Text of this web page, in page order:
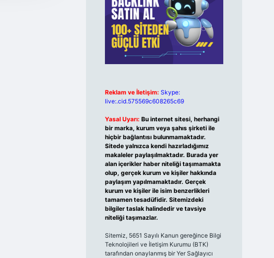
Reklam ve İletişim: Skype:
live:.cid.575569c608265c69
Yasal Uyarı: Bu internet sitesi, herhangi
bir marka, kurum veya şahıs şirketi ile
hiçbir bağlantısı bulunmamaktadır.
Sitede yalnızca kendi hazırladığımız
makaleler paylaşılmaktadır. Burada yer
alan içerikler haber niteliği taşımamakta
olup, gerçek kurum ve kişiler hakkında
paylaşım yapılmamaktadır. Gerçek
kurum ve kişiler ile isim benzerlikleri
tamamen tesadüfidir. Sitemizdeki
bilgiler taslak halindedir ve tavsiye
niteliği taşımazlar.
Sitemiz, 5651 Sayılı Kanun gereğince Bilgi
Teknolojileri ve İletişim Kurumu (BTK)
tarafından onaylanmış bir Yer Sağlayıcı